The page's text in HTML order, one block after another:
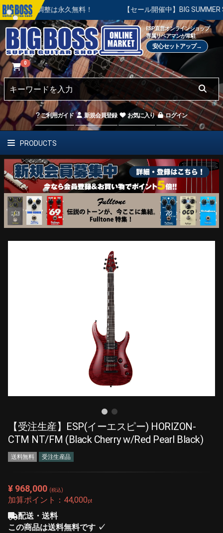
整は永久無料！ 【セール開催中】BIG SUMMER SALE | 対
ESP直営オンラインショップ
専属リペアマンが常駐
安心セットアップ→
0
ご利用ガイド 新規会員登録 お気に入り ログイン
PRODUCTS
【受注生産】ESP(イーエスピー) HORIZON-
CTM NT/FM (Black Cherry w/Red Pearl Black)
送料無料 受注生産品
¥ 968,000 (税込)
加算ポイント： 44,000pt
配送・送料
この商品は送料無料です ✓